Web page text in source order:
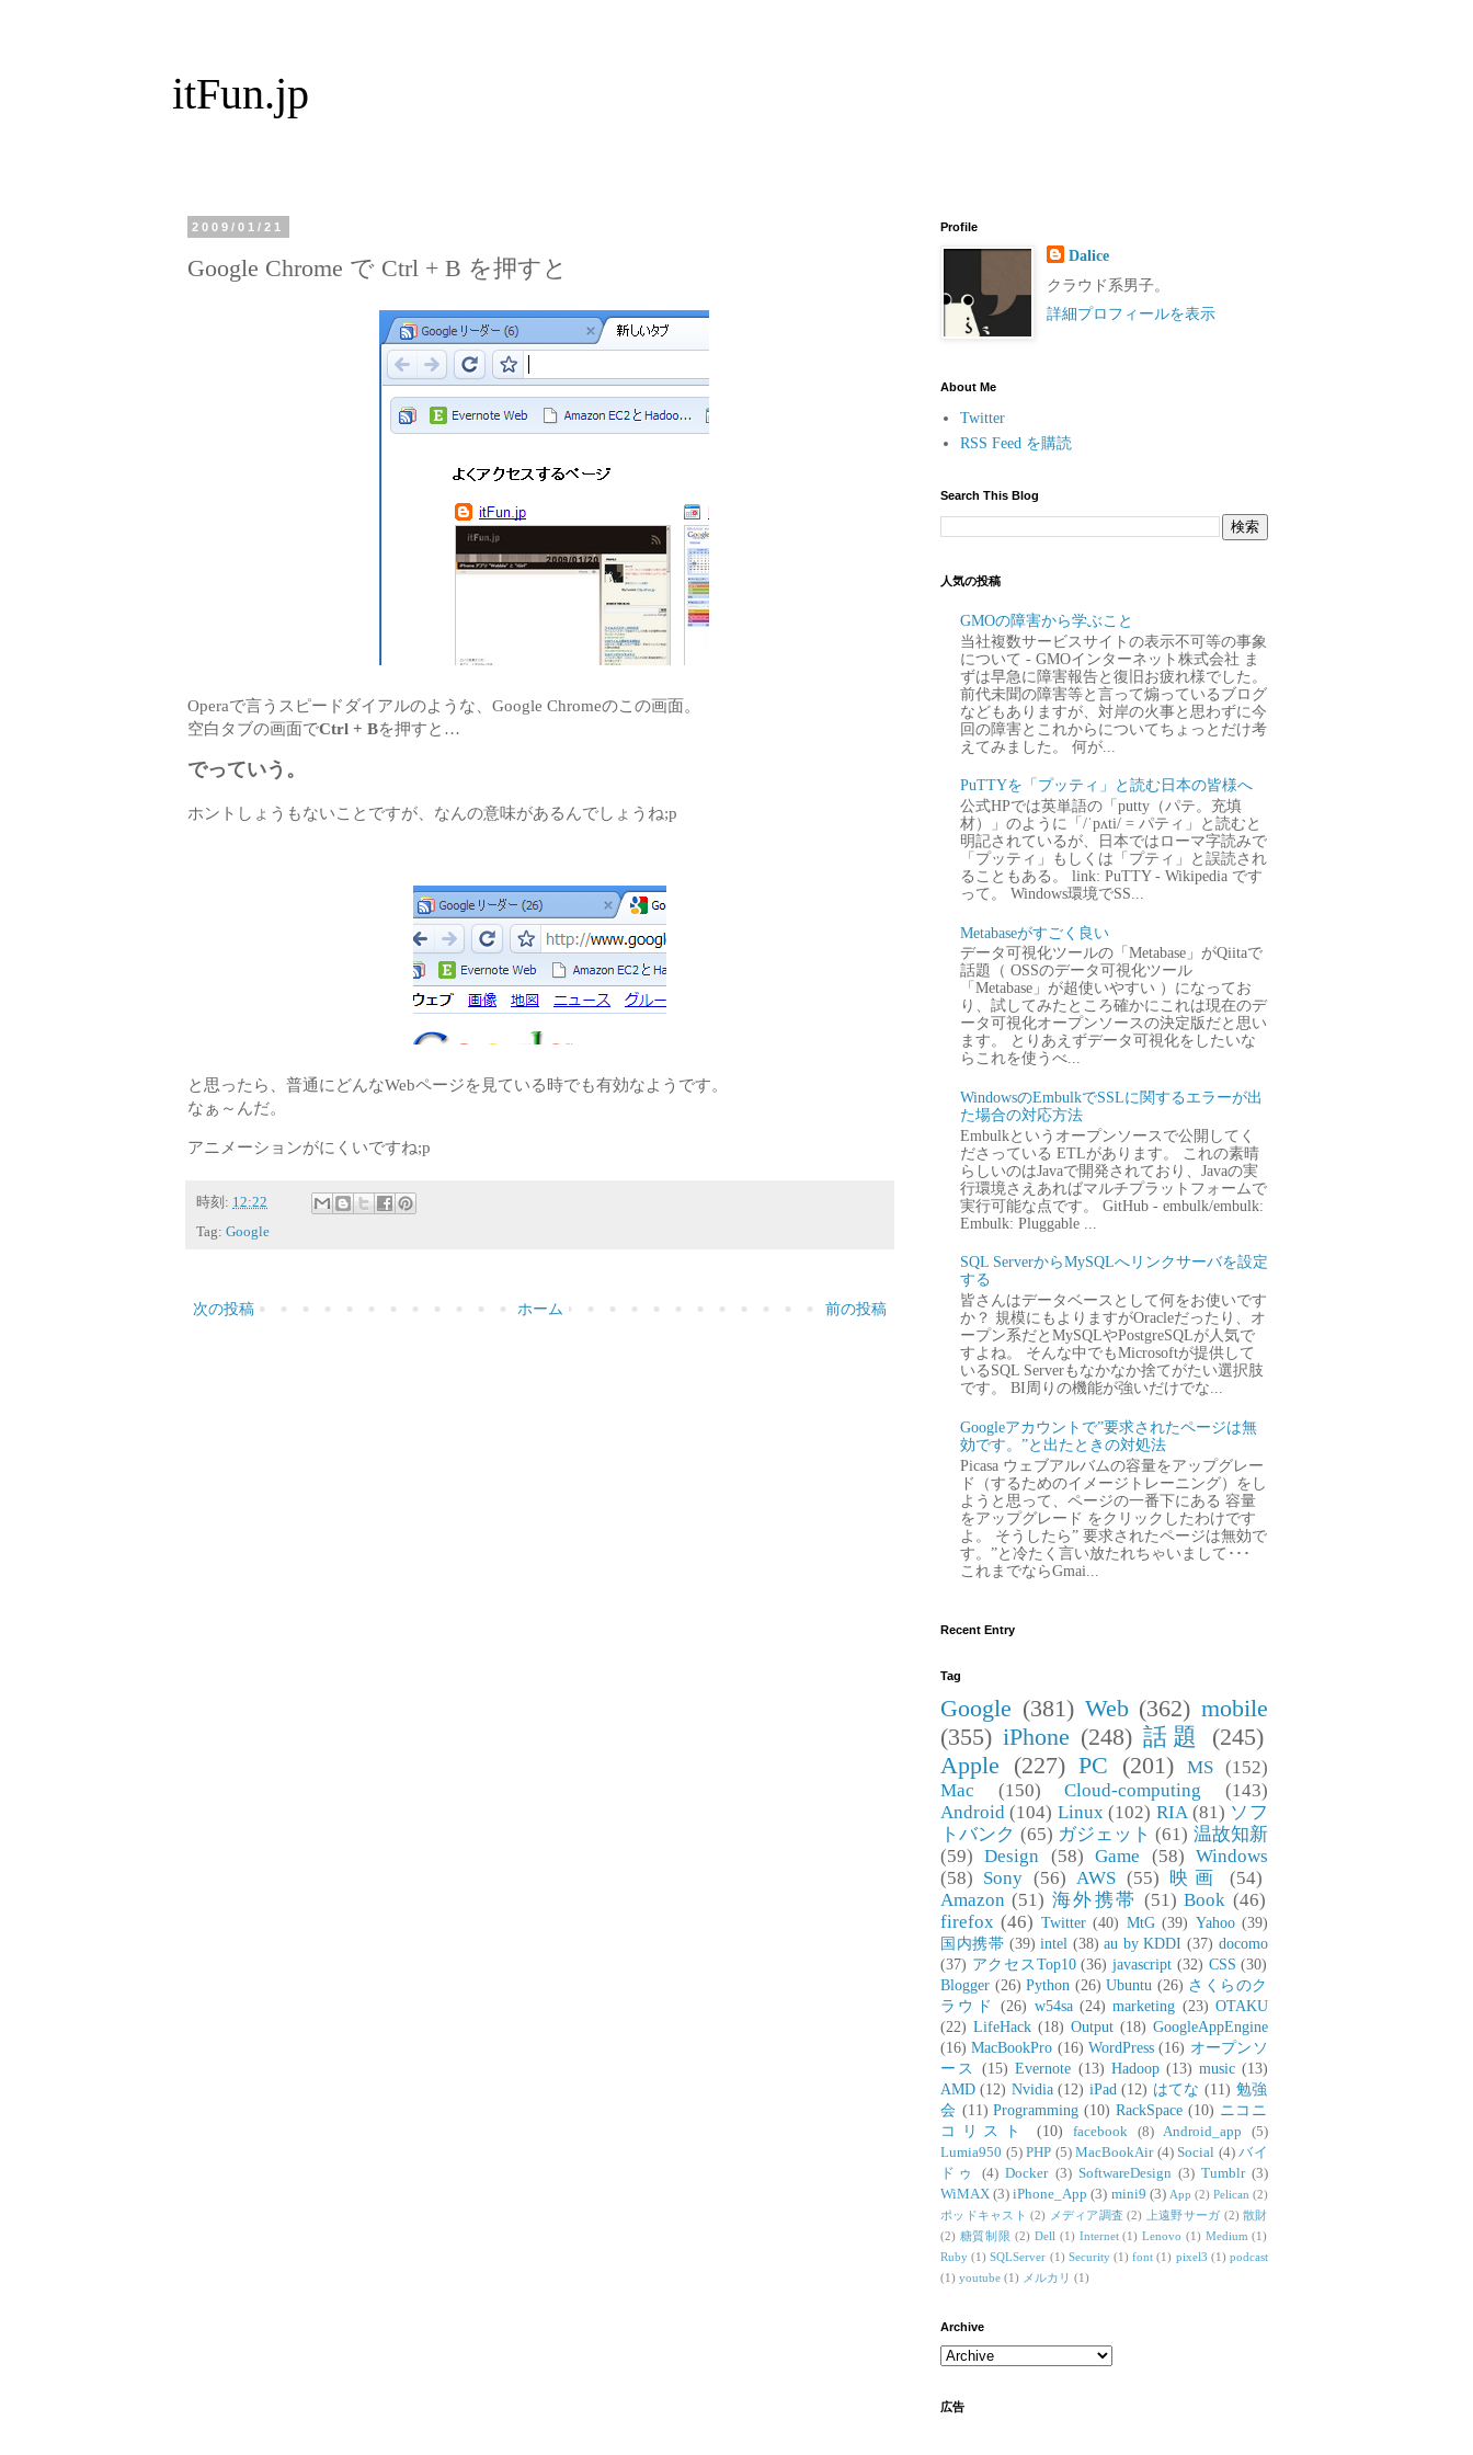
itFun.jp
2009/01/21
Google Chrome で Ctrl + B を押すと
Operaで言うスピードダイアルのような、Google Chromeのこの画面。
空白タブの画面でCtrl + Bを押すと…
でっていう。
ホントしょうもないことですが、なんの意味があるんでしょうね;p
と思ったら、普通にどんなWebページを見ている時でも有効なようです。
なぁ～んだ。
アニメーションがにくいですね;p
時刻: 12:22
Tag: Google
次の投稿 前の投稿
ホーム
Profile
Dalice
クラウド系男子。
詳細プロフィールを表示
About Me
Twitter
RSS Feed を購読
Search This Blog
人気の投稿
GMOの障害から学ぶこと
当社複数サービスサイトの表示不可等の事象
について - GMOインターネット株式会社 ま
ずは早急に障害報告と復旧お疲れ様でした。
前代未聞の障害等と言って煽っているブログ
などもありますが、対岸の火事と思わずに今
回の障害とこれからについてちょっとだけ考
えてみました。 何が...
PuTTYを「プッティ」と読む日本の皆様へ
公式HPでは英単語の「putty（パテ。充填
材）」のように「/ˈpʌti/ = パティ」と読むと
明記されているが、日本ではローマ字読みで
「プッティ」もしくは「プティ」と誤読され
ることもある。 link: PuTTY - Wikipedia です
って。 Windows環境でSS...
Metabaseがすごく良い
データ可視化ツールの「Metabase」がQiitaで
話題（ OSSのデータ可視化ツール
「Metabase」が超使いやすい ）になってお
り、試してみたところ確かにこれは現在のデ
ータ可視化オープンソースの決定版だと思い
ます。 とりあえずデータ可視化をしたいな
らこれを使うべ...
WindowsのEmbulkでSSLに関するエラーが出
た場合の対応方法
Embulkというオープンソースで公開してく
ださっている ETLがあります。 これの素晴
らしいのはJavaで開発されており、Javaの実
行環境さえあればマルチプラットフォームで
実行可能な点です。 GitHub - embulk/embulk:
Embulk: Pluggable ...
SQL ServerからMySQLへリンクサーバを設定
する
皆さんはデータベースとして何をお使いです
か？ 規模にもよりますがOracleだったり、オ
ープン系だとMySQLやPostgreSQLが人気で
すよね。 そんな中でもMicrosoftが提供して
いるSQL Serverもなかなか捨てがたい選択肢
です。 BI周りの機能が強いだけでな...
Googleアカウントで”要求されたページは無
効です。”と出たときの対処法
Picasa ウェブアルバムの容量をアップグレー
ド（するためのイメージトレーニング）をし
ようと思って、ページの一番下にある 容量
をアップグレード をクリックしたわけです
よ。 そうしたら” 要求されたページは無効で
す。”と冷たく言い放たれちゃいまして･･･
これまでならGmai...
Recent Entry
Tag
Google (381) Web (362) mobile
(355) iPhone (248) 話題
(245)
Apple (227) PC (201) MS (152)
Mac
(150) Cloud-computing
(143)
Android (104) Linux (102) RIA (81) ソフ
トバンク (65) ガジェット (61) 温故知新
(59)
Design (58) Game (58) Windows
(58) Sony (56) AWS (55) 映画
(54)
Amazon (51) 海外携帯 (51) Book (46)
firefox (46) Twitter (40) MtG (39) Yahoo (39)
国内携帯 (39) intel (38) au by KDDI (37) docomo
(37) アクセスTop10 (36) javascript (32) CSS (30)
Blogger (26) Python (26) Ubuntu (26) さくらのク
ラウド
(26) w54sa (24) marketing (23) OTAKU
(22) LifeHack (18) Output (18) GoogleAppEngine
(16) MacBookPro (16) WordPress (16) オープンソ
ース
(15) Evernote (13) Hadoop (13) music (13)
AMD (12) Nvidia (12) iPad (12) はてな (11) 勉強
会 (11) Programming (10) RackSpace (10) ニコニ
コリスト
(10) facebook (8) Android_app
(5)
Lumia950 (5) PHP (5) MacBookAir (4) Social (4) バイ
ドゥ
(4) Docker (3) SoftwareDesign (3) Tumblr (3)
WiMAX (3) iPhone_App (3) mini9 (3) App (2) Pelican (2)
ポッドキャスト (2) メディア調査 (2) 上遠野サーガ (2) 散財
(2) 糖質制限 (2) Dell (1) Internet (1) Lenovo (1) Medium (1)
Ruby (1) SQLServer (1) Security (1) font (1) pixel3 (1) podcast
(1) youtube (1) メルカリ (1)
Archive
広告